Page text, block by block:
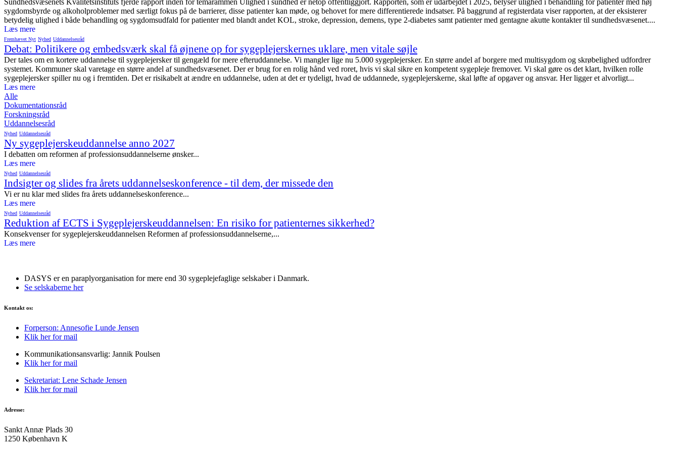
sygdomsbyrde og alkoholproblemer med særligt fokus på de barrierer, disse patienter kan møde, og behovet for mere differentierede indsatser. På baggrund af registerdata viser rapporten, at der eksisterer
betydelig ulighed i både behandling og sygdomsudfald for patienter med blandt andet KOL, stroke, depression, demens, type 2-diabetes samt patienter med gentagne akutte kontakter til sundhedsvæsenet....
Læs mere
Fremhævet Nyt Nyhed Uddannelsesråd
Debat: Politikere og embedsværk skal få øjnene op for sygeplejerskernes uklare, men vitale søjle
Der tales om en kortere uddannelse til sygeplejersker til gengæld for mere efteruddannelse. Vi mangler lige nu 5.000 sygeplejersker. En større andel af borgere med multisygdom og skrøbelighed udfordrer
systemet. Kommuner skal varetage en større andel af sundhedsvæsenet. Der er brug for en rolig hånd ved roret, hvis vi skal sikre en kompetent sygepleje fremover. Vi skal gøre os det klart, hvilken rolle
sygeplejersker spiller nu og i fremtiden. Det er risikabelt at ændre en uddannelse, uden at det er tydeligt, hvad de uddannede, sygeplejerskerne, skal løfte af opgaver og ansvar. Her ligger et alvorligt...
Læs mere
Alle
Dokumentationsråd
Forskningsråd
Uddannelsesråd
Nyhed Uddannelsesråd
Ny sygeplejerskeuddannelse anno 2027
I debatten om reformen af professionsuddannelserne ønsker...
Læs mere
Nyhed Uddannelsesråd
Indsigter og slides fra årets uddannelseskonference - til dem, der missede den
Vi er nu klar med slides fra årets uddannelseskonference...
Læs mere
Nyhed Uddannelsesråd
Reduktion af ECTS i Sygeplejerskeuddannelsen: En risiko for patienternes sikkerhed?
Konsekvenser for sygeplejerskeuddannelsen Reformen af professionsuddannelserne,...
Læs mere
DASYS er en paraplyorganisation for mere end 30 sygeplejefaglige selskaber i Danmark.
Se selskaberne her
Kontakt os:
Forperson: Annesofie Lunde Jensen
Klik her for mail
Kommunikationsansvarlig: Jannik Poulsen
Klik her for mail
Sekretariat: Lene Schade Jensen
Klik her for mail
Adresse:
Sankt Annæ Plads 30
1250 København K